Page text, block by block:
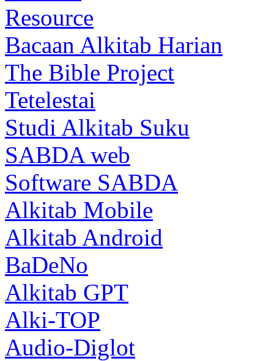
Resource
Bacaan Alkitab Harian
The Bible Project
Tetelestai
Studi Alkitab Suku
SABDA web
Software SABDA
Alkitab Mobile
Alkitab Android
BaDeNo
Alkitab GPT
Alki-TOP
Audio-Diglot